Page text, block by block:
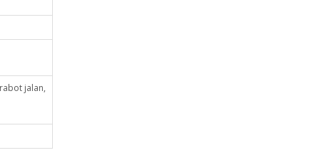
jalan,